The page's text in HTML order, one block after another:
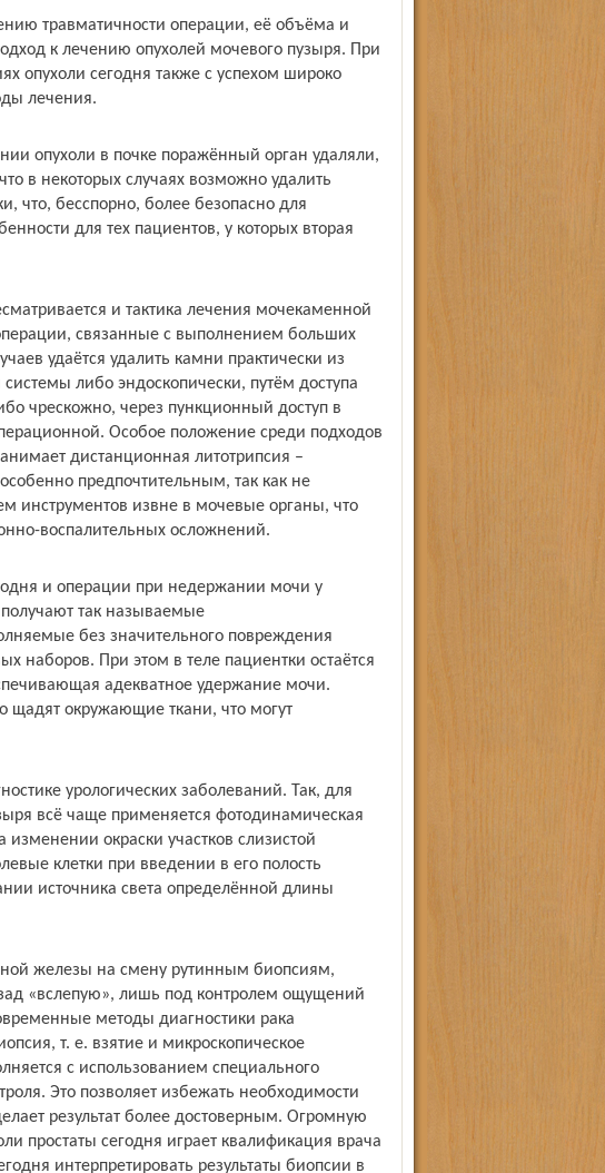
травматичности операции, её объёма и
к лечению опухолей мочевого пузыря. При
опухоли сегодня также с успехом широко
лечения.
опухоли в почке поражённый орган удаляли,
в некоторых случаях возможно удалить
что, бесспорно, более безопасно для
для тех пациентов, у которых вторая
и тактика лечения мочекаменной
связанные с выполнением больших
удаётся удалить камни практически из
либо эндоскопически, путём доступа
чрескожно, через пункционный доступ в
Особое положение среди подходов
дистанционная литотрипсия –
предпочтительным, так как не
инструментов извне в мочевые органы, что
воспалительных осложнений.
и операции при недержании мочи у
так называемые
без значительного повреждения
наборов. При этом в теле пациентки остаётся
адекватное удержание мочи.
щадят окружающие ткани, что могут
урологических заболеваний. Так, для
всё чаще применяется фотодинамическая
окраски участков слизистой
клетки при введении в его полость
источника света определённой длины
железы на смену рутинным биопсиям,
«вслепую», лишь под контролем ощущений
методы диагностики рака
т. е. взятие и микроскопическое
с использованием специального
Это позволяет избежать необходимости
результат более достоверным. Огромную
простаты сегодня играет квалификация врача
интерпретировать результаты биопсии в